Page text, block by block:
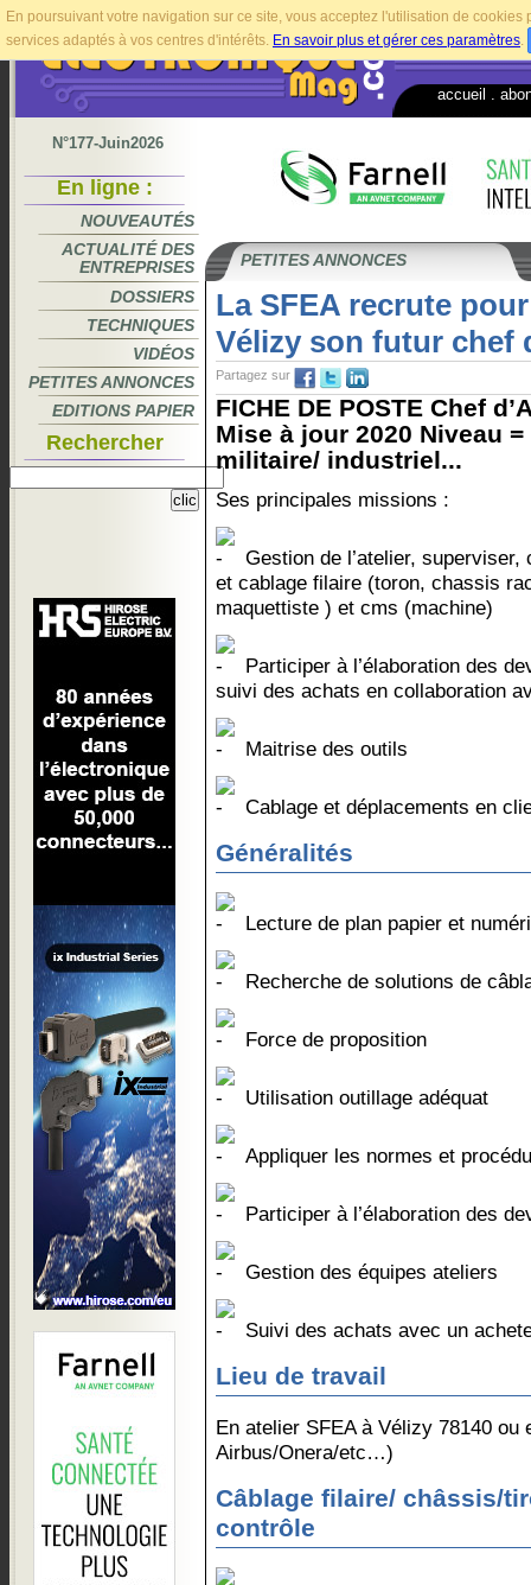
En poursuivant votre navigation sur ce site, vous acceptez l'utilisation de
services adaptés à vos centres d'intérêts. En savoir plus et gérer ces paramètres.
accueil
N°177-Juin2026
En ligne :
NOUVEAUTÉS
ACTUALITÉ DES
ENTREPRISES
DOSSIERS
TECHNIQUES
VIDÉOS
PETITES ANNONCES
EDITIONS PAPIER
Rechercher
PETITES ANNONCES
La SFEA recrute
Vélizy son futur chef
Partagez sur
FICHE DE POSTE Chef
Mise à jour 2020 Niveau
militaire/ industriel...
Ses principales missions :
Gestion de l’atelier, superviser,
et cablage filaire (toron, chassis
maquettiste ) et cms (machine)
Participer à l’élaboration des
suivi des achats en collaboration
Maitrise des outils
Cablage et déplacements en
Généralités
Lecture de plan papier et
Recherche de solutions de
Force de proposition
Utilisation outillage adéquat
Appliquer les normes et
Participer à l’élaboration des
Gestion des équipes ateliers
Suivi des achats avec un
Lieu de travail
En atelier SFEA à Vélizy 78140 ou
Airbus/Onera/etc…)
Câblage filaire/ châssis/
contrôle